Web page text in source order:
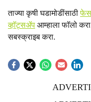
ताज्या कृषी घडामोडींसाठी
व्हॉट्सॲप आम्हाला फॉलो
सबस्क्राइब करा.